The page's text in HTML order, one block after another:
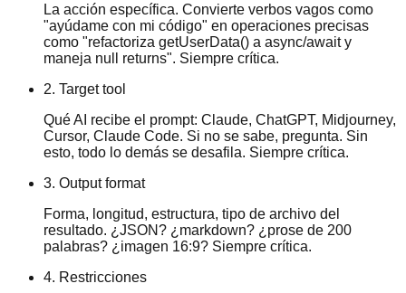
La acción específica. Convierte verbos vagos como
"ayúdame con mi código" en operaciones precisas
como "refactoriza getUserData() a async/await y
maneja null returns". Siempre crítica.
2. Target tool
Qué AI recibe el prompt: Claude, ChatGPT, Midjourney,
Cursor, Claude Code. Si no se sabe, pregunta. Sin
esto, todo lo demás se desafila. Siempre crítica.
3. Output format
Forma, longitud, estructura, tipo de archivo del
resultado. ¿JSON? ¿markdown? ¿prose de 200
palabras? ¿imagen 16:9? Siempre crítica.
4. Restricciones